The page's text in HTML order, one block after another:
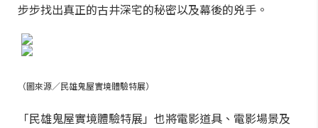
步步找出真正的古井深宅的秘密以及幕後的兇手。
（圖來源／民雄鬼屋實境體驗特展）
「民雄鬼屋實境體驗特展」也將電影道具、電影場景及